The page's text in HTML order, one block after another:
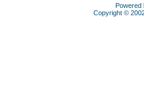
Powered
Copyright ©